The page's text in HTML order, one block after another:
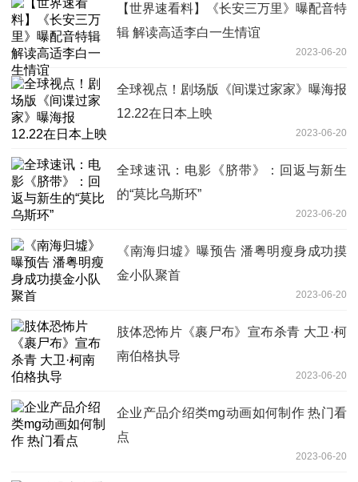
【世界速看料】《长安三万里》曝配音特
辑 解读高适李白一生情谊
2023-06-20
全球视点！剧场版《间谍过家家》曝海报
12.22在日本上映
2023-06-20
全球速讯：电影《脐带》：回返与新生
的“莫比乌斯环”
2023-06-20
《南海归墟》曝预告 潘粤明瘦身成功摸
金小队聚首
2023-06-20
肢体恐怖片《裹尸布》宣布杀青 大卫·柯
南伯格执导
2023-06-20
企业产品介绍类mg动画如何制作 热门看
点
2023-06-20